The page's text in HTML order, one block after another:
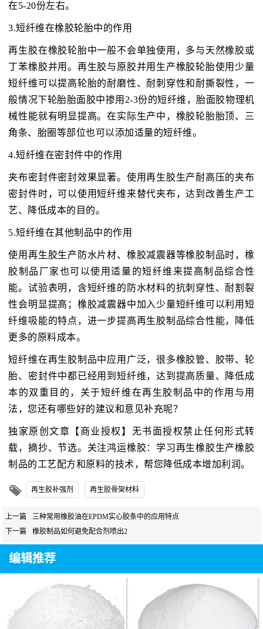
在5-20份左右。
3.短纤维在橡胶轮胎中的作用
再生胶在橡胶轮胎中一般不会单独使用，多与天然橡胶或
丁苯橡胶并用。再生胶与原胶并用生产橡胶轮胎使用少量
短纤维可以提高轮胎的耐磨性、耐刺穿性和耐撕裂性，一
般情况下轮胎胎面胶中掺用2-3份的短纤维，胎面胶物理机
械性能就有明显提高。在实际生产中，橡胶轮胎胎顶、三
角条、胎圈等部位也可以添加适量的短纤维。
4.短纤维在密封件中的作用
夹布密封件密封效果显著。使用再生胶生产耐高压的夹布
密封件时，可以使用短纤维来替代夹布，达到改善生产工
艺、降低成本的目的。
5.短纤维在其他制品中的作用
使用再生胶生产防水片材、橡胶减震器等橡胶制品时，橡
胶制品厂家也可以使用适量的短纤维来提高制品综合性
能。试验表明，含短纤维的防水材料的抗刺穿性、耐割裂
性会明显提高；橡胶减震器中加入少量短纤维可以利用短
纤维吸能的特点，进一步提高再生胶制品综合性能，降低
更多的原料成本。
短纤维在再生胶制品中应用广泛，很多橡胶管、胶带、轮
胎、密封件中都已经用到短纤维，达到提高质量、降低成
本的双重目的，关于短纤维在再生胶制品中的作用与用
法，您还有哪些好的建议和意见补充呢？
独家原创文章【商业授权】无书面授权禁止任何形式转
载，摘抄、节选。关注鸿运橡胶：学习再生橡胶生产橡胶
制品的工艺配方和原料的技术，帮您降低成本增加利润。
再生胶补强剂 再生胶骨架材料
上一篇
三种常用橡胶油在EPDM实心胶条中的应用特点
下一篇
橡胶制品如何避免配合剂喷出2
编辑推荐